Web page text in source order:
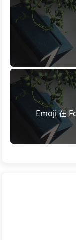
Emoji 在